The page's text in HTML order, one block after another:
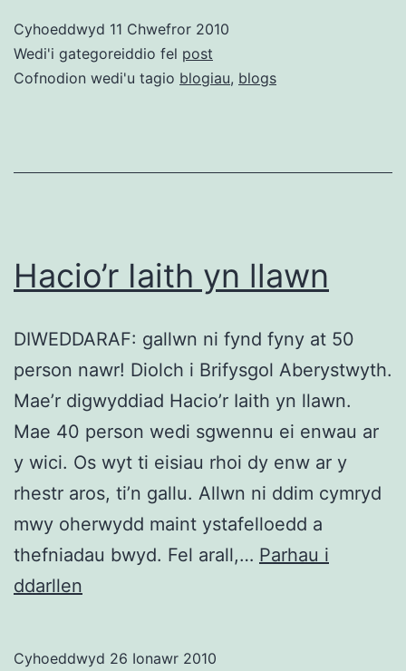
Cyhoeddwyd 11 Chwefror 2010
Wedi'i gategoreiddio fel post
Cofnodion wedi'u tagio blogiau, blogs
Hacio’r Iaith yn llawn
DIWEDDARAF: gallwn ni fynd fyny at 50
person nawr! Diolch i Brifysgol Aberystwyth.
Mae’r digwyddiad Hacio’r Iaith yn llawn.
Mae 40 person wedi sgwennu ei enwau ar
y wici. Os wyt ti eisiau rhoi dy enw ar y
rhestr aros, ti’n gallu. Allwn ni ddim cymryd
mwy oherwydd maint ystafelloedd a
thefniadau bwyd. Fel arall,… Parhau i
ddarllen
Cyhoeddwyd 26 Ionawr 2010